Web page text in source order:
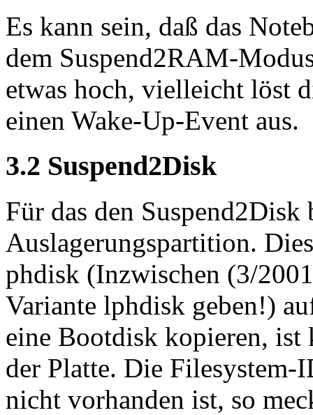
Es kann sein, daß das
dem Suspend2RAM-
etwas hoch, vielleicht löst
einen Wake-Up-Event aus.
3.2 Suspend2Disk
Für das den
Auslagerungspartition.
phdisk (Inzwischen (3/
Variante lphdisk geben!)
eine Bootdisk kopieren,
der Platte. Die Filesystem-
nicht vorhanden ist, so